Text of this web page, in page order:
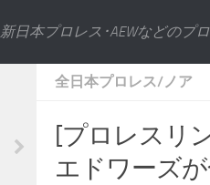
新日本プロレス･AEWなどのプ
全日本プロレス/ノア
[プロレスリ
エドワーズ